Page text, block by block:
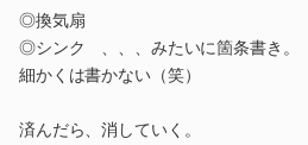
◎換気扇
◎シンク 、、、みたいに箇条書き。
細かくは書かない（笑）
済んだら、消していく。